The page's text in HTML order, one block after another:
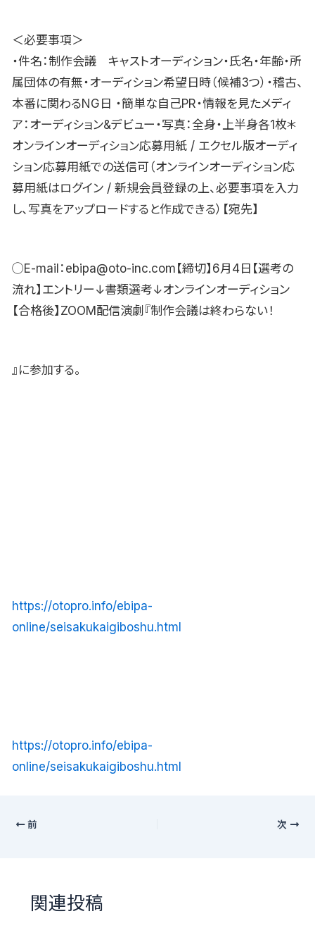
＜必要事項＞
・件名：制作会議 キャストオーディション・氏名・年齢・所
属団体の有無・オーディション希望日時（候補3つ）・稽古、
本番に関わるNG日 ・簡単な自己PR・情報を見たメディ
ア：オーディション&デビュー・写真：全身・上半身各1枚＊
オンラインオーディション応募用紙 / エクセル版オーディ
ション応募用紙での送信可（オンラインオーディション応
募用紙はログイン / 新規会員登録の上、必要事項を入力
し、写真をアップロードすると作成できる）【宛先】
◯E-mail：ebipa@oto-inc.com【締切】6月4日【選考の
流れ】エントリー↓書類選考↓オンラインオーディション
【合格後】ZOOM配信演劇『制作会議は終わらない！
』に参加する。
https://otopro.info/ebipa-
online/seisakukaigiboshu.html
https://otopro.info/ebipa-
online/seisakukaigiboshu.html
前 次
関連投稿